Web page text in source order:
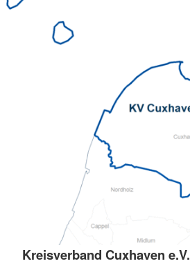
Kreisverband Cuxhaven e.V.